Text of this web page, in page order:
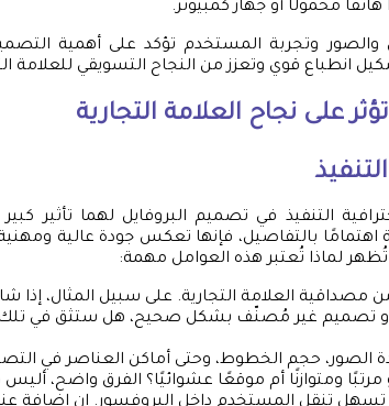
محمولًا أو جهاز كمبيوتر.
والصور وتجربة المستخدم تؤكد على أهمية
انطباع قوي وتعزز من النجاح التسويقي للعلامة
على نجاح العلامة التجارية
التنفيذ في تصميم البروفايل لهما تأثير
اهتمامًا بالتفاصيل، فإنها تعكس جودة عالية ومهنية
لماذا تُعتبر هذه العوامل مهمة:
مصداقية العلامة التجارية. على سبيل المثال، إذا
أو تصميم غير مُصنّف بشكل صحيح، هل ستثق في تلك
الصور، حجم الخطوط، وحتى أماكن العناصر في
ومتوازنًا أم موقعًا عشوائيًا؟ الفرق واضح،